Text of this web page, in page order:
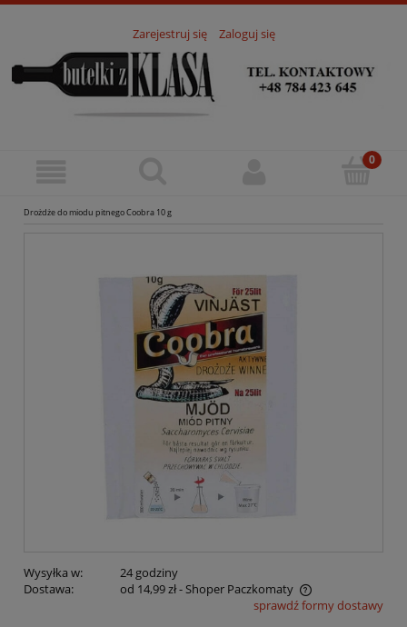
Zarejestruj się Zaloguj się
Drożdże do miodu pitnego Coobra 10 g
Wysyłka w:
24 godziny
Dostawa:
od 14,99 zł- Shoper Paczkomaty
Cena nie zawiera ewentualnych kosztów płatnościsprawdź formy dostawy